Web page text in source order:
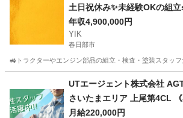
土日祝休み✨未経験OKの組
年収4,900,000円
YIK
春日部市
🚜トラクターやエンジン部品の組立・検査・塗装スタッ
未経験
UTエージェント株式会社
さいたまエリア 上尾第4CL
含浸・機械操作 【早朝】
月給220,000円